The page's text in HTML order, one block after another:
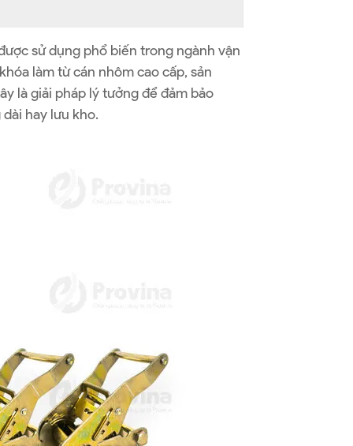
sử dụng phổ biến trong ngành vận
làm từ cán nhôm cao cấp, sản
là giải pháp lý tưởng để đảm bảo
hay lưu kho.